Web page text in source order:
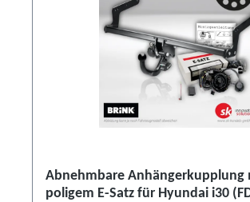
Abnehmbare Anhängerkupplung
poligem E-Satz für Hyundai i30